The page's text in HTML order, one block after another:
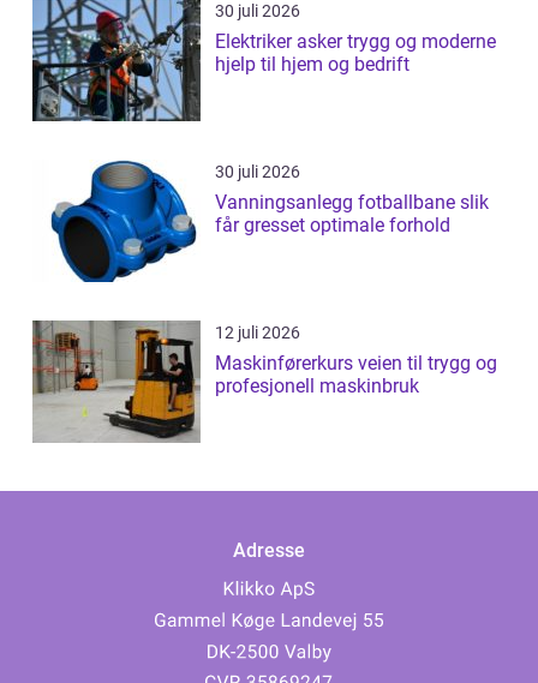
30 juli 2026
Elektriker asker trygg og moderne
hjelp til hjem og bedrift
30 juli 2026
Vanningsanlegg fotballbane slik
får gresset optimale forhold
12 juli 2026
Maskinførerkurs veien til trygg og
profesjonell maskinbruk
Adresse